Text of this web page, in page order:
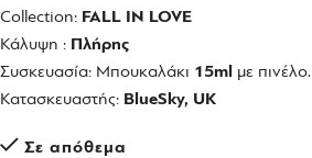
Collection: FALL IN LOVE
Κάλυψη : Πλήρης
Συσκευασία: Μπουκαλάκι 15ml με πινέλο.
Κατασκευαστής: BlueSky, UK
Σε απόθεμα